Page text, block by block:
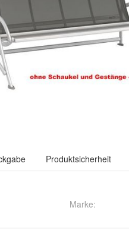
Produktsicherheit
Marke: